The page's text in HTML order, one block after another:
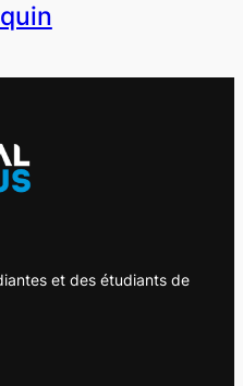
et des étudiants de